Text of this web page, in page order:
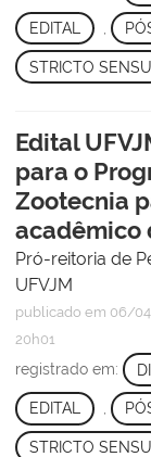
EDITAL
STRICTO SENSU
Edital
para o
Zootecnia
acadêmico
Pró-reitoria de
UFVJM
publicado em 06/
20h01
registrado em:
EDITAL ,
STRICTO SENSU